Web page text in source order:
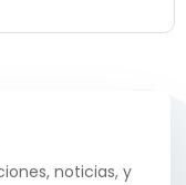
noticias, y